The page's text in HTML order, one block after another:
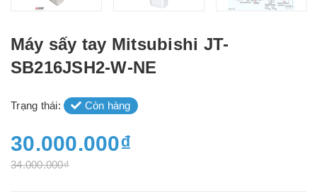
Máy sấy tay Mitsubishi JT-
SB216JSH2-W-NE
Trạng thái: Còn hàng
30.000.000₫
34.000.000₫